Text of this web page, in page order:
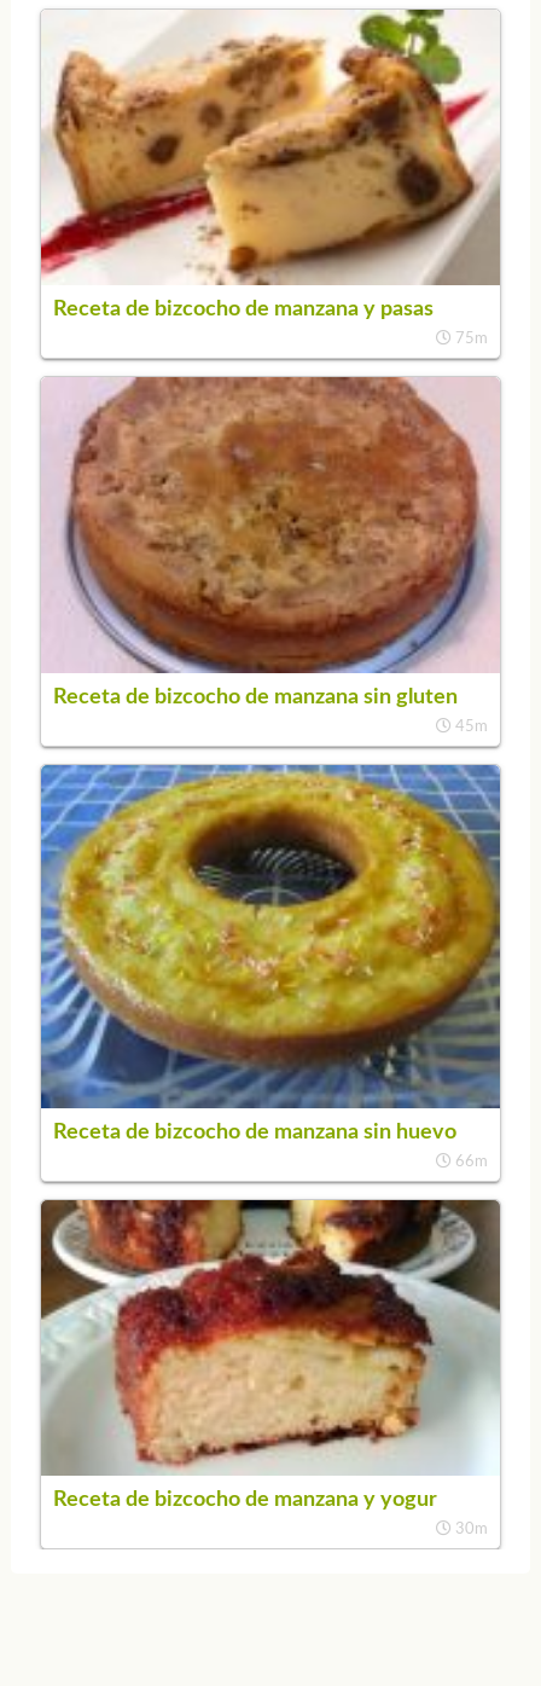
Receta de bizcocho de manzana y pasas
75m
Receta de bizcocho de manzana sin gluten
45m
Receta de bizcocho de manzana sin huevo
66m
Receta de bizcocho de manzana y yogur
30m